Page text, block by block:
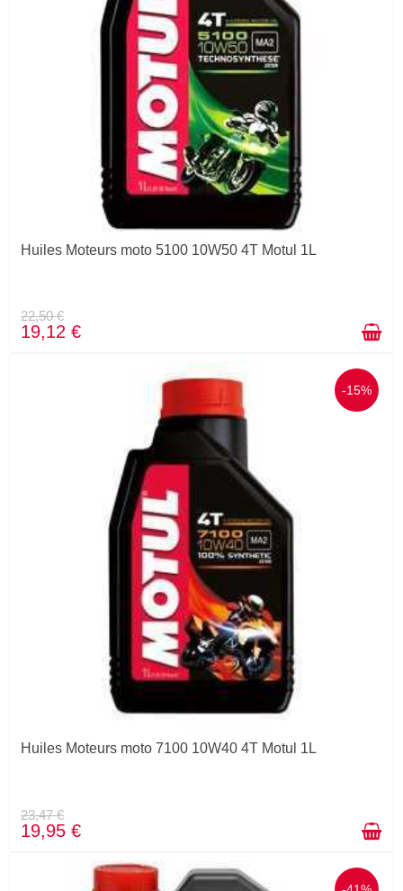
Huiles Moteurs moto 5100 10W50 4T Motul 1L
22,50 €
19,12 €
-15%
Huiles Moteurs moto 7100 10W40 4T Motul 1L
23,47 €
19,95 €